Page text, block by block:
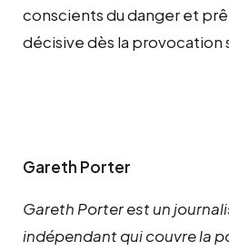
conscients du danger et
décisive dès la provocation
Gareth Porter
Gareth Porter est un
indépendant qui couvre la